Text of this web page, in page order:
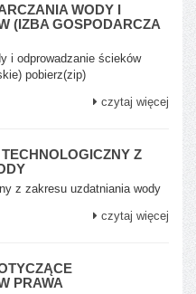
WODY I
(IZBA GOSPODARCZA
i odprowadzanie ścieków
pobierz(zip)
czytaj więcej
Z
z zakresu uzdatniania wody
czytaj więcej
PRAWA